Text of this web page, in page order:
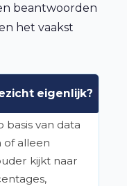
beantwoorden
het vaakst
eigenlijk?
van data
of alleen
kijkt naar